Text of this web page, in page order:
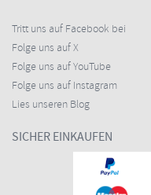
Tritt uns auf Facebook bei
Folge uns auf X
Folge uns auf YouTube
Folge uns auf Instagram
Lies unseren Blog
SICHER EINKAUFEN